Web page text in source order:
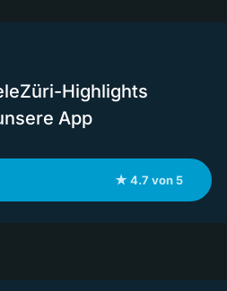
Highlights
App
★ 4.7 von 5